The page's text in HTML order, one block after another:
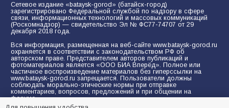
Сетевое издание «bataysk-gorod» (батайск-город)
зарегистрировано Федеральной службой по надзору в сфере
связи, информационных технологий и массовых коммуникаций
(Роскомнадзор) — свидетельство Эл № ФС77-74707 от 29
декабря 2018 года.
Вся информация, размещенная на веб-сайте www.bataysk-gorod.ru
охраняется в соответствии с законодательством РФ об
авторском праве. Представителем авторов публикаций и
фотоматериалов является «ООО БИА Вперёд». Полное или
частичное воспроизведение материалов без гиперссылки на
www.bataysk-gorod.ru запрещается. Пользователи должны
соблюдать морально-этические нормы при отправке
комментариев, вопросов, предложений и при общении на
форуме.